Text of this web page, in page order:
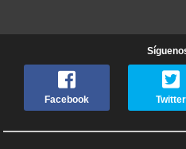
Facebook Twitter